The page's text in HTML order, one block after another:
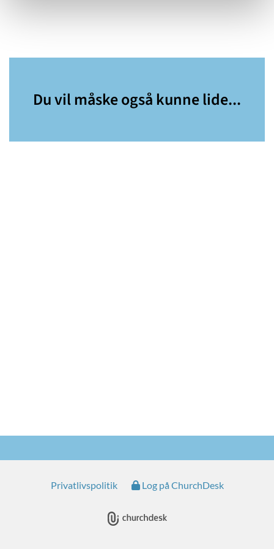
Du vil måske også kunne lide...
Privatlivspolitik Log på ChurchDesk